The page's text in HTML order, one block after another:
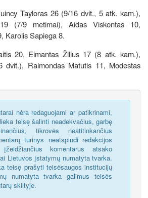
Tayloras 26 (9/16 dvit., 5 atk. kam.),
(7/9 metimai), Aidas Viskontas 10,
Karolis Sapiega 8.
20, Eimantas Žilius 17 (8 atk. kam.),
dvit.), Raimondas Matutis 11, Modestas
nėra redaguojami ar patikrinami,
teisę šalinti neadekvačius, garbę
tikrovės neatitinkančius
turinys neatspindi redakcijos
komentarus atsako
Lietuvos įstatymų numatyta tvarka.
teisę prašyti teisėsaugos institucijų
numatyta tvarka galimus teisės
skiltyje.